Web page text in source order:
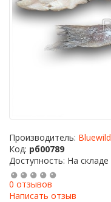
Производитель: Bluewild
Код: рб00789
Доступность: На складе
0 отзывов
Написать отзыв